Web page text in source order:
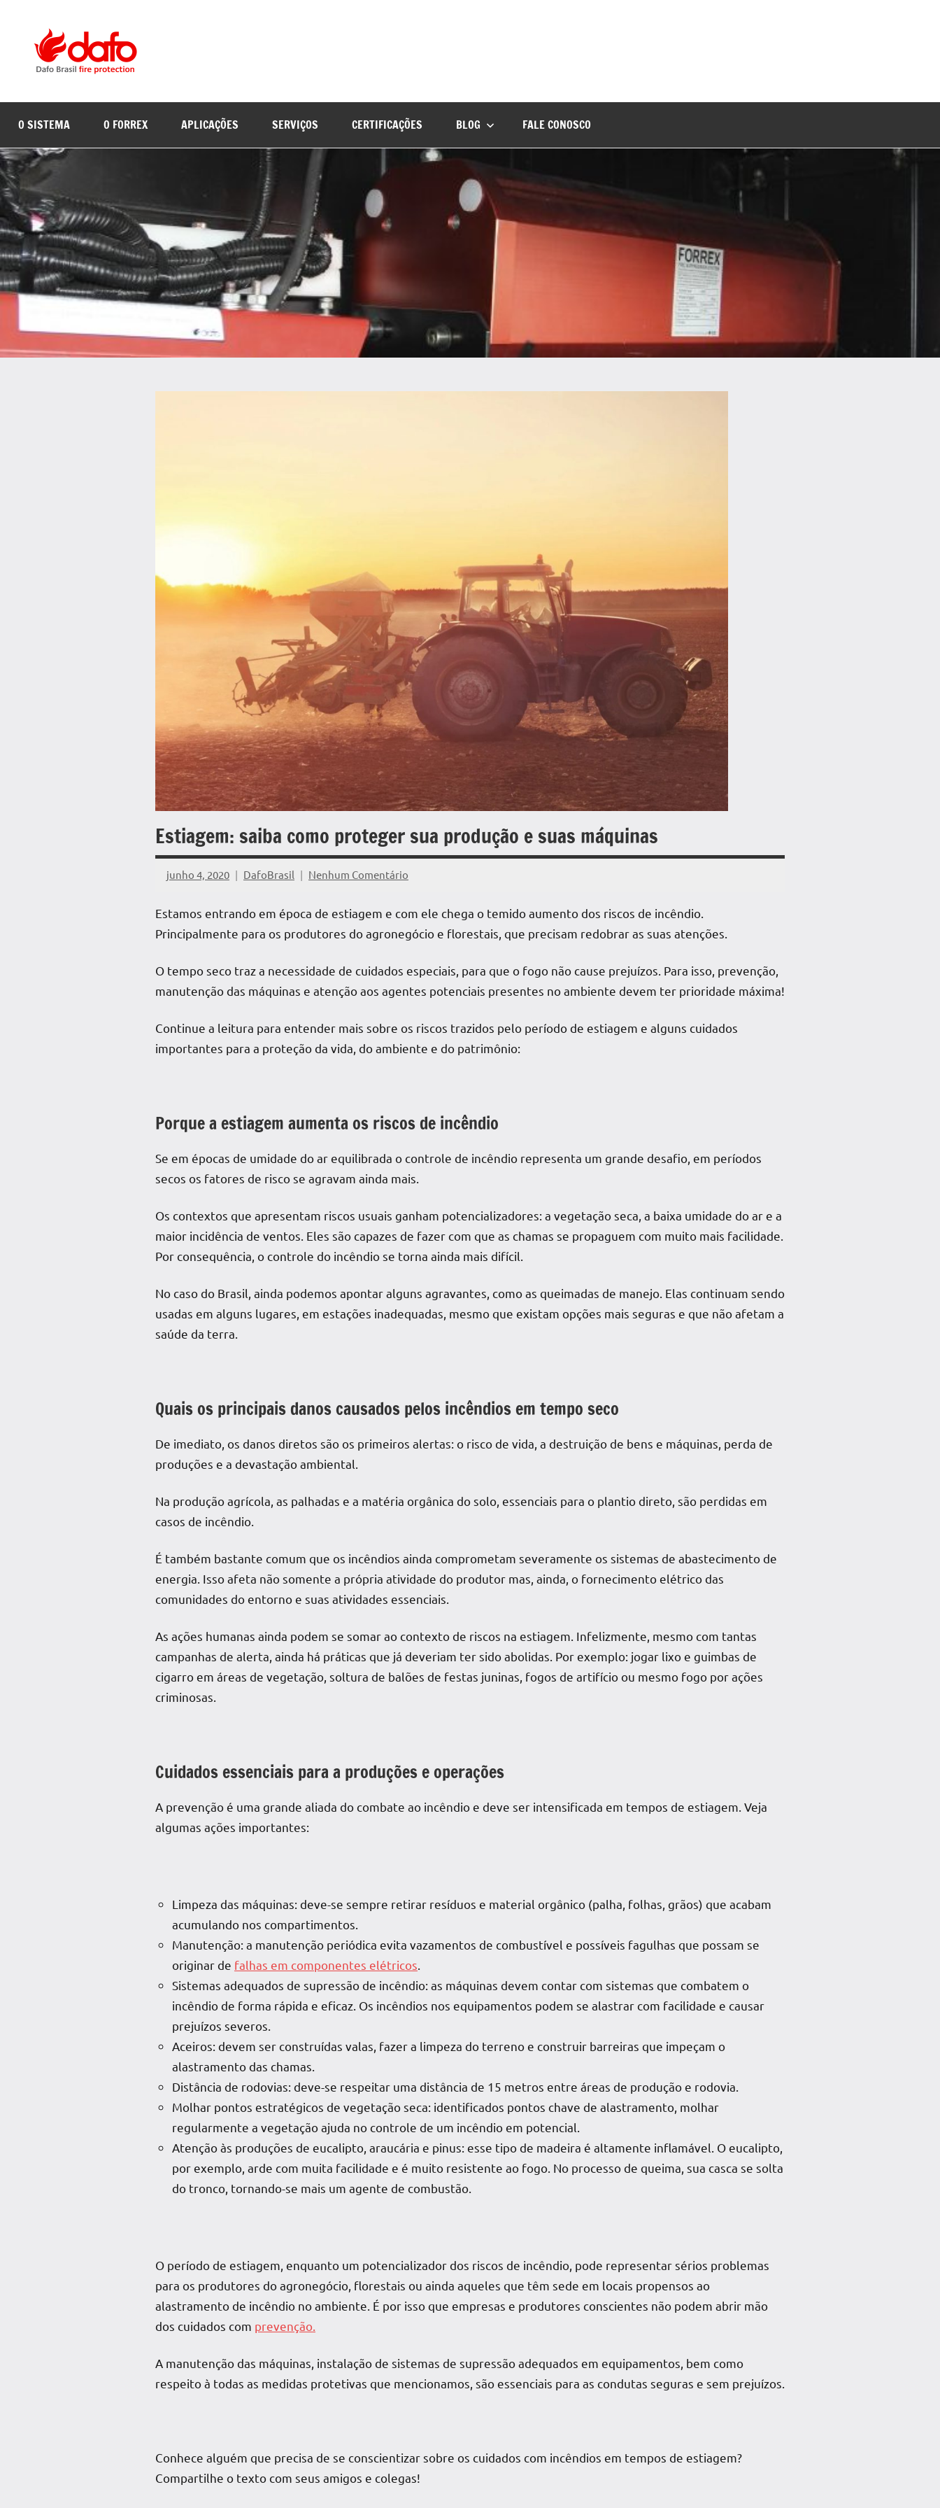
conteúdo
Brasil
equipamentos
O SISTEMA O FORREX APLICAÇÕES SERVIÇOS CERTIFICAÇÕES BLOG FALE CONOSCO
Estiagem: saiba como proteger sua produção e suas máquinas
junho 4, 2020 DafoBrasil Nenhum Comentário
Estamos entrando em época de estiagem e com ele chega o temido aumento dos riscos de incêndio.
Principalmente para os produtores do agronegócio e florestais, que precisam redobrar as suas atenções.
O tempo seco traz a necessidade de cuidados especiais, para que o fogo não cause prejuízos. Para isso, prevenção,
manutenção das máquinas e atenção aos agentes potenciais presentes no ambiente devem ter prioridade máxima!
Continue a leitura para entender mais sobre os riscos trazidos pelo período de estiagem e alguns cuidados
importantes para a proteção da vida, do ambiente e do patrimônio:
Porque aestiagem aumenta os riscos de incêndio
Se em épocas de umidade do ar equilibrada o controle de incêndio representa um grande desafio, em períodos
secos os fatores de risco se agravam ainda mais.
Os contextos que apresentam riscos usuais ganham potencializadores: a vegetação seca, a baixa umidade do ar e a
maior incidência de ventos. Eles são capazes de fazer com que as chamas se propaguem com muito mais facilidade.
Por consequência, o controle do incêndio se torna ainda mais difícil.
No caso do Brasil, ainda podemos apontar alguns agravantes, como as queimadas de manejo. Elas continuam sendo
usadas em alguns lugares, em estações inadequadas, mesmo que existam opções mais seguras e que não afetam a
saúde da terra.
Quais os principais danos causados pelos incêndios em tempo seco
De imediato, os danos diretos são os primeiros alertas: o risco de vida, a destruição de bens e máquinas, perda de
produções e a devastação ambiental.
Na produção agrícola, as palhadas e a matéria orgânica do solo, essenciais para o plantio direto, são perdidas em
casos de incêndio.
É também bastante comum que os incêndios ainda comprometam severamente os sistemas de abastecimento de
energia. Isso afeta não somente a própria atividade do produtor mas, ainda, o fornecimento elétrico das
comunidades do entorno e suas atividades essenciais.
As ações humanas ainda podem se somar ao contexto de riscos na estiagem. Infelizmente, mesmo com tantas
campanhas de alerta, ainda há práticas que já deveriam ter sido abolidas. Por exemplo: jogar lixo e guimbas de
cigarro em áreas de vegetação, soltura de balões de festas juninas, fogos de artifício ou mesmo fogo por ações
criminosas.
Cuidados essenciais para a produções e operações
A prevenção é uma grande aliada do combate ao incêndio e deve ser intensificada em tempos de estiagem. Veja
algumas ações importantes:
Limpeza das máquinas: deve-se sempre retirar resíduos e material orgânico (palha, folhas, grãos) que acabam
acumulando nos compartimentos.
Manutenção: a manutenção periódica evita vazamentos de combustível e possíveis fagulhas que possam se
originar de falhas em componentes elétricos.
Sistemas adequados de supressão de incêndio: as máquinas devem contar com sistemas que combatem o
incêndio de forma rápida e eficaz. Os incêndios nos equipamentos podem se alastrar com facilidade e causar
prejuízos severos.
Aceiros: devem ser construídas valas, fazer a limpeza do terreno e construir barreiras que impeçam o
alastramento das chamas.
Distância de rodovias: deve-se respeitar uma distância de 15 metros entre áreas de produção e rodovia.
Molhar pontos estratégicos de vegetação seca: identificados pontos chave de alastramento, molhar
regularmente a vegetação ajuda no controle de um incêndio em potencial.
Atenção às produções de eucalipto, araucária e pinus: esse tipo de madeira é altamente inflamável. O eucalipto,
por exemplo, arde com muita facilidade e é muito resistente ao fogo. No processo de queima, sua casca se solta
do tronco, tornando-se mais um agente de combustão.
O período de estiagem, enquanto um potencializador dos riscos de incêndio, pode representar sérios problemas
para os produtores do agronegócio, florestais ou ainda aqueles que têm sede em locais propensos ao
alastramento de incêndio no ambiente. É por isso que empresas e produtores conscientes não podem abrir mão
dos cuidados com prevenção.
A manutenção das máquinas, instalação de sistemas de supressão adequados em equipamentos, bem como
respeito à todas as medidas protetivas que mencionamos, são essenciais para as condutas seguras e sem prejuízos.
Conhece alguém que precisa de se conscientizar sobre os cuidados com incêndios em tempos de estiagem?
Compartilhe o texto com seus amigos e colegas!